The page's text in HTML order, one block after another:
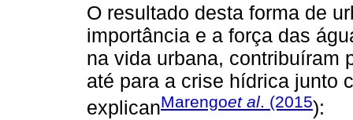
O resultado desta forma de
importância e a força das
na vida urbana, contribuíram
até para a crise hídrica junto
explicanMarengoet al. (2015):